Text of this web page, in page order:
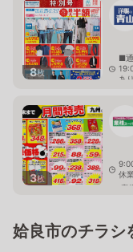
8枚
■
あ
3枚
休
鹿
姶良市のチラシ